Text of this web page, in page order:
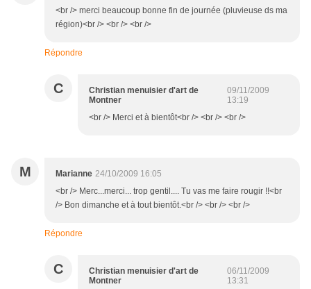
<br /> merci beaucoup bonne fin de journée (pluvieuse ds ma
région)<br /> <br /> <br />
Répondre
C
Christian menuisier d'art de
Montner
09/11/2009
13:19
<br /> Merci et à bientôt<br /> <br /> <br />
M Marianne 24/10/2009 16:05
<br /> Merc...merci... trop gentil.... Tu vas me faire rougir !!<br
/> Bon dimanche et à tout bientôt.<br /> <br /> <br />
Répondre
C
Christian menuisier d'art de
Montner
06/11/2009
13:31